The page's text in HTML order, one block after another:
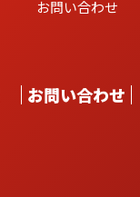
お問い合わせ
お問い合わせ